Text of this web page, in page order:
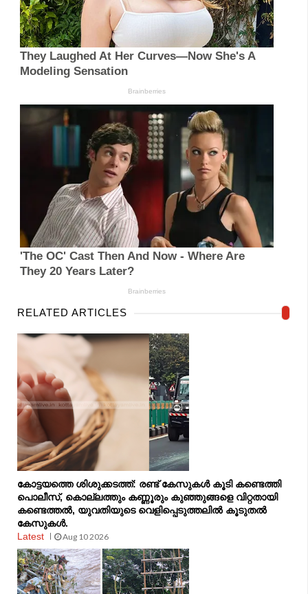
RELATED ARTICLES
കോട്ടയത്തെ ശിശുക്കടത്ത്: രണ്ട് കേസുകള്‍ കൂടി കണ്ടെത്തി
പൊലീസ്, കൊല്ലത്തും കണ്ണൂരും കുഞ്ഞുങ്ങളെ വിറ്റതായി
കണ്ടെത്തല്‍, യുവതിയുടെ വെളിപ്പെടുത്തലിൽ കൂടുതൽ
കേസുകൾ.
Latest
Aug 10 2026